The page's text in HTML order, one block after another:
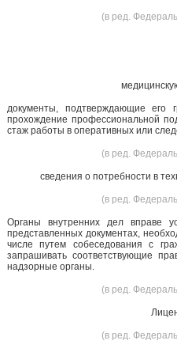
(в ред.
документы, подтверждающие его
прохождение профессиональной
стаж работы в оперативных или
(в ред.
сведения о потребности в
(в ред.
Органы внутренних дел вправе
представленных документах,
числе путем собеседования с
запрашивать соответствующие
надзорные органы.
(в ред.
(в ред.